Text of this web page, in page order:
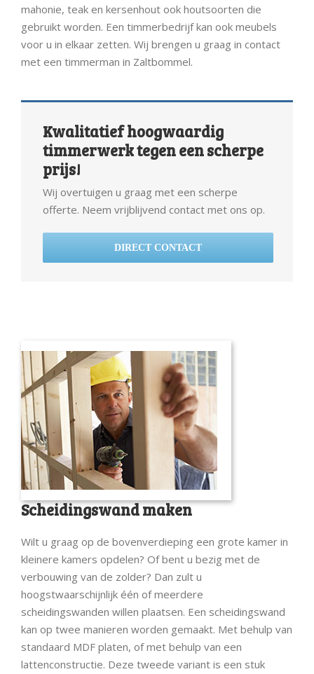
mahonie, teak en kersenhout ook houtsoorten die
gebruikt worden. Een timmerbedrijf kan ook meubels
voor u in elkaar zetten. Wij brengen u graag in contact
met een timmerman in Zaltbommel.
Kwalitatief hoogwaardig
timmerwerk tegen een scherpe
prijs!
Wij overtuigen u graag met een scherpe
offerte. Neem vrijblijvend contact met ons op.
DIRECT CONTACT
Scheidingswand maken
Wilt u graag op de bovenverdieping een grote kamer in
kleinere kamers opdelen? Of bent u bezig met de
verbouwing van de zolder? Dan zult u
hoogstwaarschijnlijk één of meerdere
scheidingswanden willen plaatsen. Een scheidingswand
kan op twee manieren worden gemaakt. Met behulp van
standaard MDF platen, of met behulp van een
lattenconstructie. Deze tweede variant is een stuk